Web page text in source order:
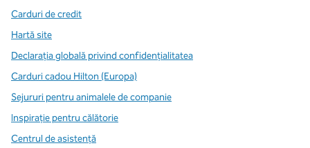
Carduri de credit
Hartă site
Declarația globală privind confidenţialitatea
Carduri cadou Hilton (Europa)
Sejururi pentru animalele de companie
Inspirație pentru călătorie
Centrul de asistență